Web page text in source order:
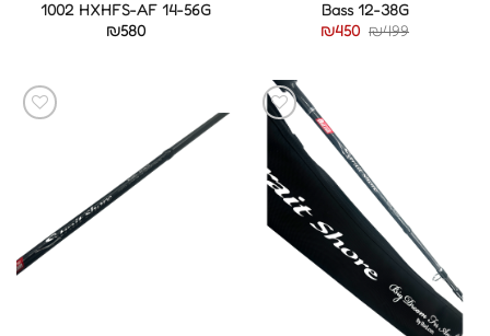
Bass 12-38G
₪499
המחיר
₪450
1002 HXHFS-AF 14-56G
₪580